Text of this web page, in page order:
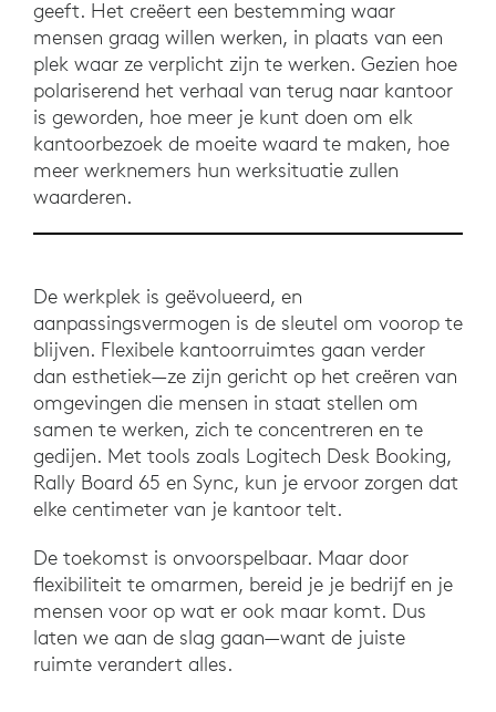
geeft. Het creëert een bestemming waar
mensen graag willen werken, in plaats van een
plek waar ze verplicht zijn te werken. Gezien hoe
polariserend het verhaal van terug naar kantoor
is geworden, hoe meer je kunt doen om elk
kantoorbezoek de moeite waard te maken, hoe
meer werknemers hun werksituatie zullen
waarderen.
De werkplek is geëvolueerd, en
aanpassingsvermogen is de sleutel om voorop te
blijven. Flexibele kantoorruimtes gaan verder
dan esthetiek—ze zijn gericht op het creëren van
omgevingen die mensen in staat stellen om
samen te werken, zich te concentreren en te
gedijen. Met tools zoals Logitech Desk Booking,
Rally Board 65 en Sync, kun je ervoor zorgen dat
elke centimeter van je kantoor telt.
De toekomst is onvoorspelbaar. Maar door
flexibiliteit te omarmen, bereid je je bedrijf en je
mensen voor op wat er ook maar komt. Dus
laten we aan de slag gaan—want de juiste
ruimte verandert alles.